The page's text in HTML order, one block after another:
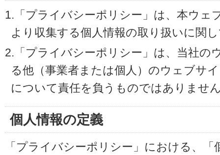
1.「プライバシーポリシー」は、本ウェ
より収集する個人情報の取り扱いに関
2.「プライバシーポリシー」は、当社の
る他（事業者または個人）のウェブサ
について責任を負うものではありませ
個人情報の定義
「プライバシーポリシー」における、